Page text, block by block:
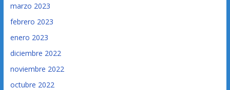
marzo 2023
febrero 2023
enero 2023
diciembre 2022
noviembre 2022
octubre 2022